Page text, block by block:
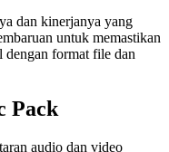
dan kinerjanya yang
untuk memastikan
dengan format file dan
Pack
audio dan video